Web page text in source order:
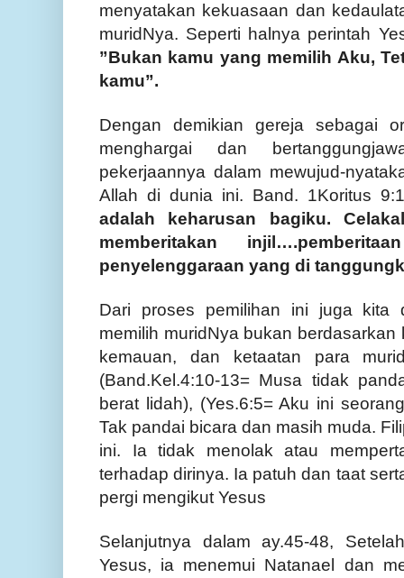
menyatakan kekuasaan dan
muridNya. Seperti halnya perintah
”Bukan kamu yang memilih Aku,
kamu”.
Dengan demikian gereja sebagai
menghargai dan
pekerjaannya dalam mewujud-
Allah di dunia ini. Band. 1Koritus
adalah keharusan bagiku.
memberitakan
penyelenggaraan yang di
Dari proses pemilihan ini juga kita
memilih muridNya bukan
kemauan, dan ketaatan para
(Band.Kel.4:10-13= Musa tidak
berat lidah), (Yes.6:5= Aku ini
Tak pandai bicara dan masih muda.
ini. Ia tidak menolak atau
terhadap dirinya. Ia patuh dan taat
pergi mengikut Yesus
Selanjutnya dalam ay.45-48,
Yesus, ia menemui Natanael dan